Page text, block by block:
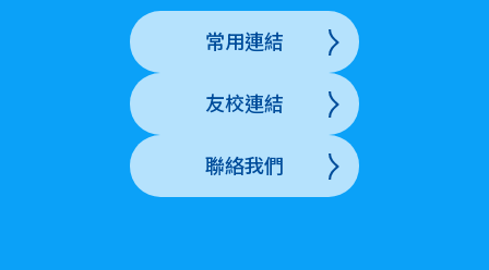
常用連結
友校連結
聯絡我們